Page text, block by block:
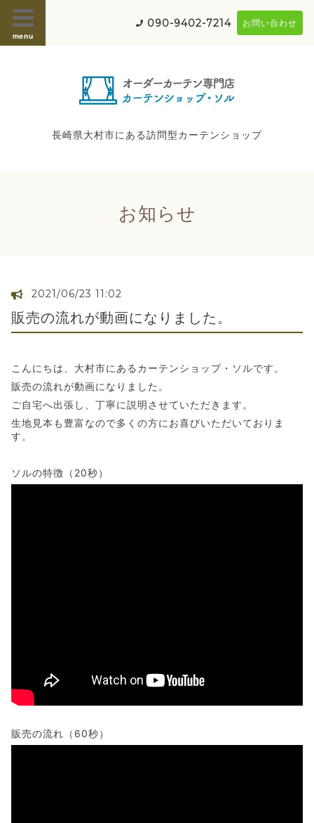
menu
090-9402-7214 お問い合わせ
長崎県大村市にある訪問型カーテンショップ
お知らせ
2021/06/23 11:02
販売の流れが動画になりました。
こんにちは、大村市にあるカーテンショップ・ソルです。
販売の流れが動画になりました。
ご自宅へ出張し、丁寧に説明させていただきます。
生地見本も豊富なので多くの方にお喜びいただいておりま
す。
ソルの特徴（20秒）
販売の流れ（60秒）